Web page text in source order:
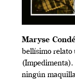
Maryse
bellísimo relato
ningún